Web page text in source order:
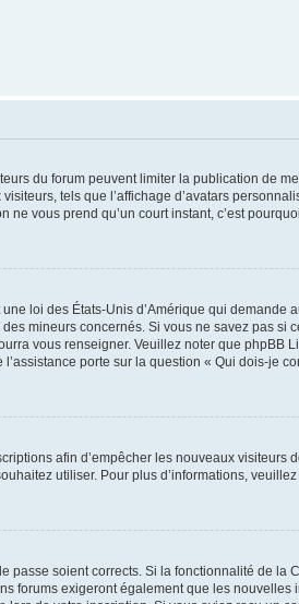
du forum peuvent limiter la publication de
tels que l’affichage d’avatars
ne vous prend qu’un court instant, c’est
loi des États-Unis d’Amérique qui
mineurs concernés. Si vous ne savez pas
vous renseigner. Veuillez noter que phpBB
porte sur la question « Qui dois-je
afin d’empêcher les nouveaux
utiliser. Pour plus d’informations,
passe soient corrects. Si la fonctionnalité de la
forums exigeront également que les